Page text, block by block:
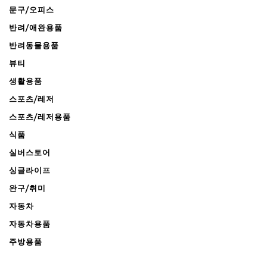
문구/오피스
반려/애완용품
반려동물용품
뷰티
생활용품
스포츠/레저
스포츠/레저용품
식품
실버스토어
싱글라이프
완구/취미
자동차
자동차용품
주방용품